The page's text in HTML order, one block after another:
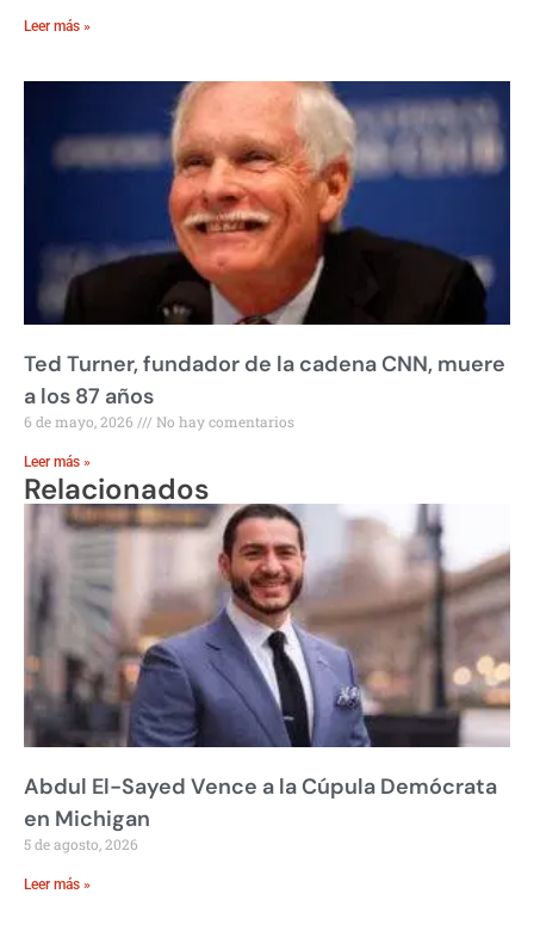
Leer más »
Ted Turner, fundador de la cadena CNN, muere
a los 87 años
6 de mayo, 2026 No hay comentarios
Leer más »
Relacionados
Abdul El-Sayed Vence a la Cúpula Demócrata
en Michigan
5 de agosto, 2026
Leer más »